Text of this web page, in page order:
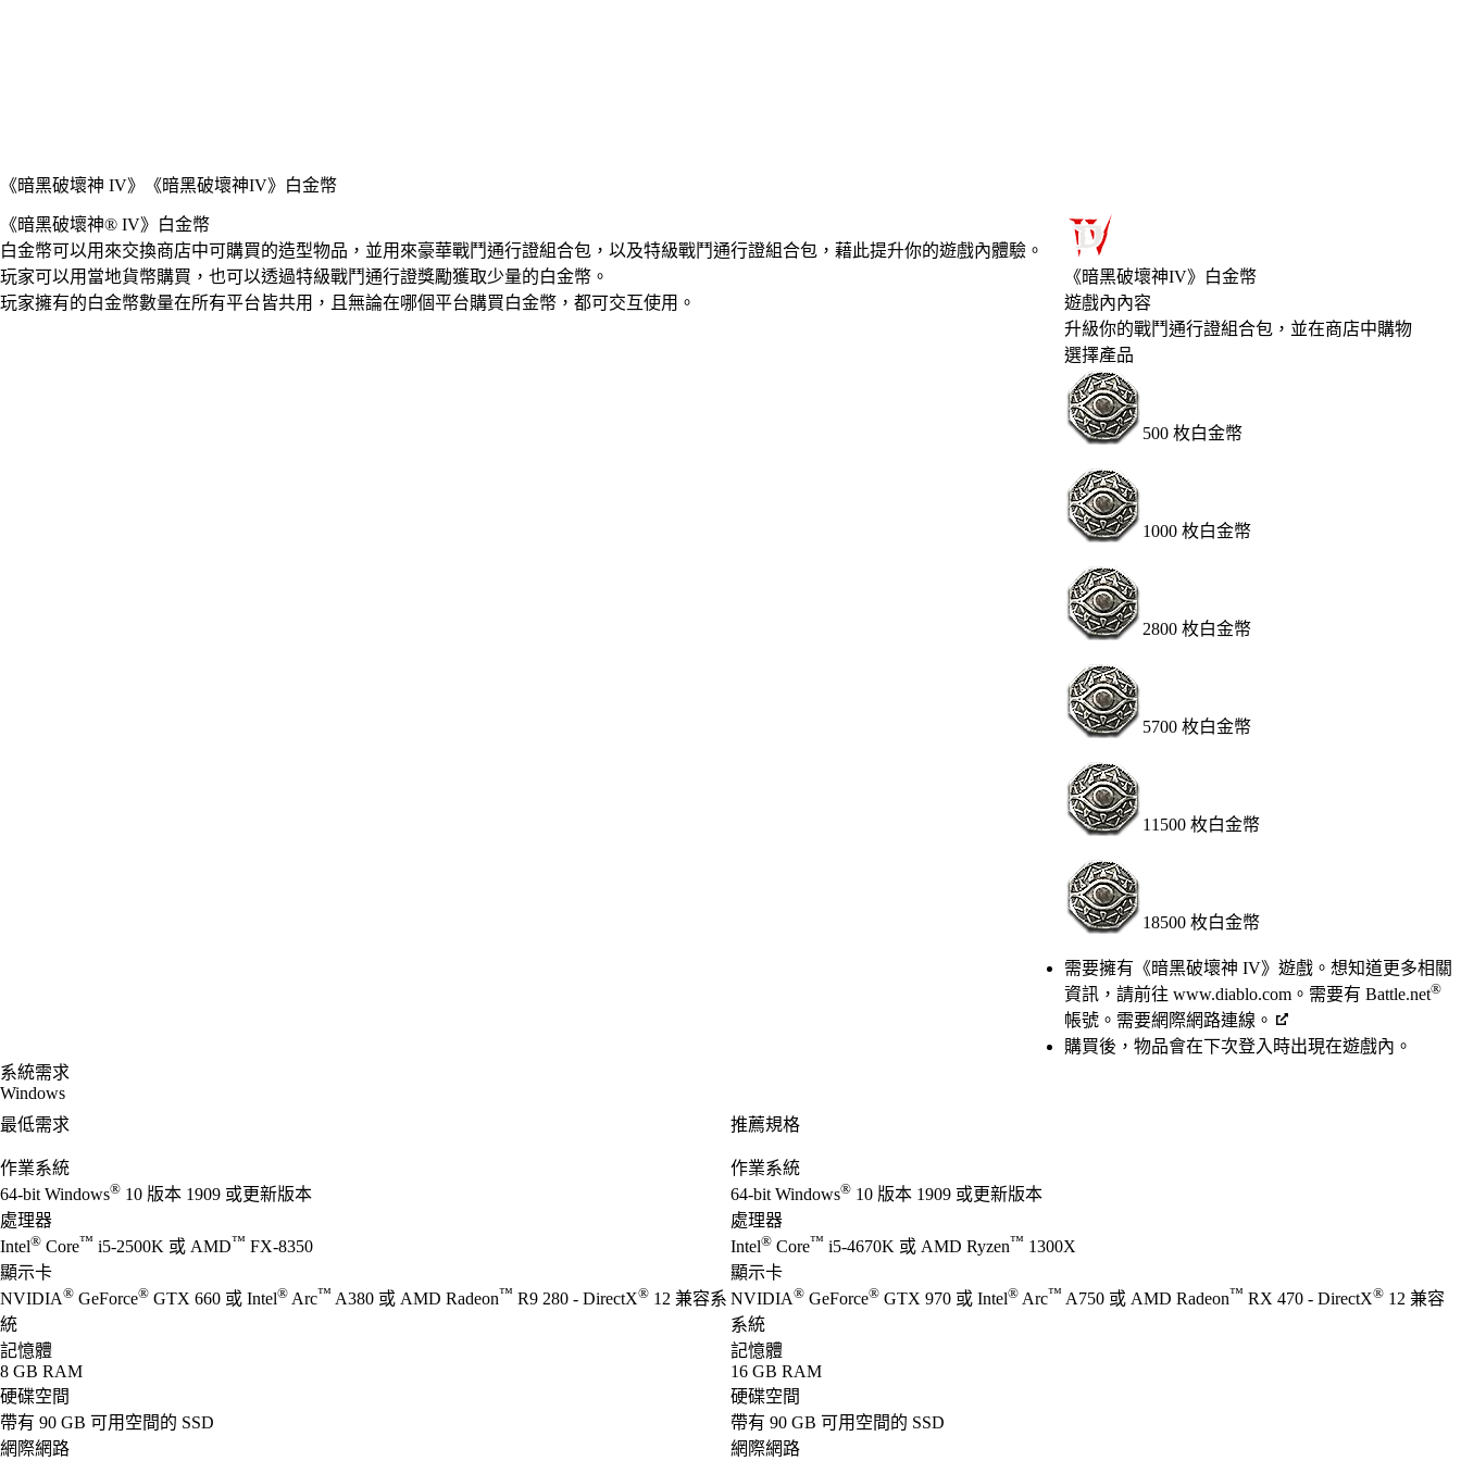
《暗黑破壞神 IV》 《暗黑破壞神IV》白金幣
《暗黑破壞神IV》白金幣
遊戲內內容
Product Notification
升級你的戰鬥通行證組合包，並在商店中購物
選擇產品
500 枚白金幣
1000 枚白金幣
2800 枚白金幣
5700 枚白金幣
11500 枚白金幣
18500 枚白金幣
Available actions
需要擁有《暗黑破壞神 IV》遊戲。想知道更多相關
資訊，請前往 www.diablo.com。需要有 Battle.net®
帳號。需要網際網路連線。
購買後，物品會在下次登入時出現在遊戲內。
《暗黑破壞神® IV》白金幣
白金幣可以用來交換商店中可購買的造型物品，並用來豪華戰鬥通行證組合包，以及特級戰鬥通行證組合包，藉此提升你的遊戲內體驗。
玩家可以用當地貨幣購買，也可以透過特級戰鬥通行證獎勵獲取少量的白金幣。
玩家擁有的白金幣數量在所有平台皆共用，且無論在哪個平台購買白金幣，都可交互使用。
系統需求
Windows
最低需求
作業系統
64-bit Windows® 10 版本 1909 或更新版本
處理器
Intel® Core™ i5-2500K 或 AMD™ FX-8350
顯示卡
NVIDIA® GeForce® GTX 660 或 Intel® Arc™ A380 或 AMD Radeon™ R9 280 - DirectX® 12 兼容系
統
記憶體
8 GB RAM
硬碟空間
帶有 90 GB 可用空間的 SSD
網際網路
推薦規格
作業系統
64-bit Windows® 10 版本 1909 或更新版本
處理器
Intel® Core™ i5-4670K 或 AMD Ryzen™ 1300X
顯示卡
NVIDIA® GeForce® GTX 970 或 Intel® Arc™ A750 或 AMD Radeon™ RX 470 - DirectX® 12 兼容
系統
記憶體
16 GB RAM
硬碟空間
帶有 90 GB 可用空間的 SSD
網際網路